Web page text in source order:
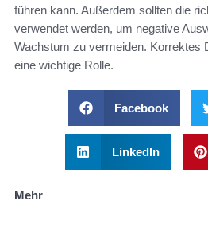
führen kann. Außerdem sollten die
verwendet werden, um negative
Wachstum zu vermeiden. Korrektes
eine wichtige Rolle.
Facebook
LinkedIn
Mehr